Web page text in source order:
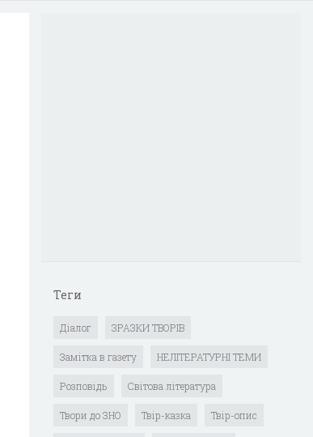
Теги
Діалог ЗРАЗКИ ТВОРІВ
Замітка в газету НЕЛІТЕРАТУРНІ ТЕМИ
Розповідь Світова література
Твори до ЗНО Твір-казка Твір-опис